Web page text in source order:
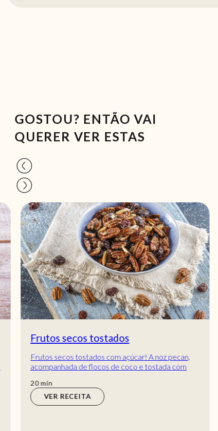
GOSTOU? ENTÃO VAI
QUERER VER ESTAS
Frutos secos tostados
Frutos secos tostados com açúcar! A noz pecan,
acompanhada de flocos de coco e tostada com
20min
min
VER RECEITA